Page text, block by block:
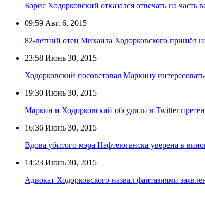
Борис Ходорковский отказался отвечать на часть
09:59 Авг. 6, 2015
82-летний отец Михаила Ходорковского пришёл
23:58 Июнь 30, 2015
Ходорковский посоветовал Маркину
19:30 Июнь 30, 2015
Маркин и Ходорковский обсудили в Twitter
16:36 Июнь 30, 2015
Вдова убитого мэра Нефтеюганска уверена в
14:23 Июнь 30, 2015
Адвокат Ходорковского назвал фантазиями